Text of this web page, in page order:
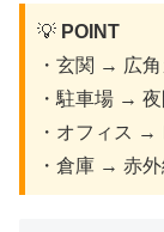
💡 POINT
・玄関 → 広
・駐車場 →
・オフィス →
・倉庫 → 赤